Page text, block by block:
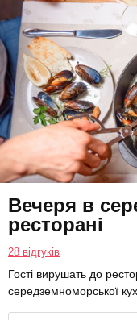
Вечеря в
ресторані
28 відгуків
Гості вирушать до
середземноморської